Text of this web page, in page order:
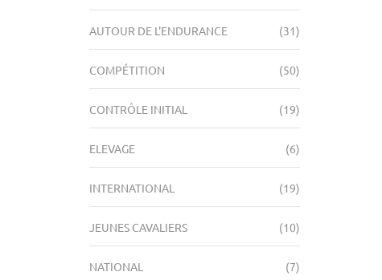
AUTOUR DE L'ENDURANCE (31)
COMPÉTITION (50)
CONTRÔLE INITIAL (19)
ELEVAGE (6)
INTERNATIONAL (19)
JEUNES CAVALIERS (10)
NATIONAL (7)